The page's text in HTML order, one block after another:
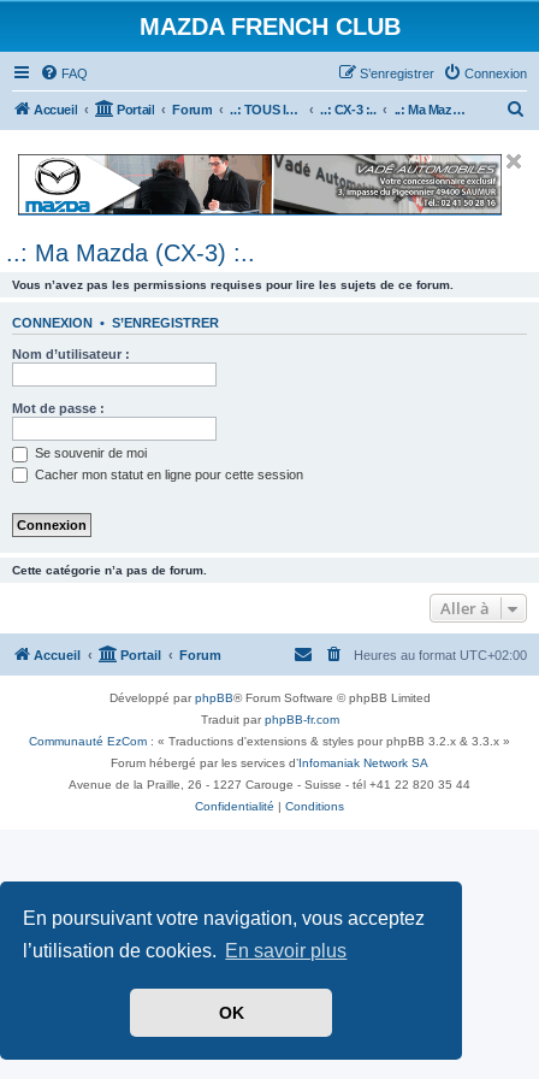
En poursuivant votre navigation, vous acceptez
l’utilisation de cookies. En savoir plus
OK
MAZDA FRENCH CLUB
FAQ Connexion
S’enregistrer
Accueil Portail Forum ..: TOUS les Véhicules MAZDA :.. ..: CX-3 :.. ..: Ma Mazda (CX-3) :..
e
..: Ma Mazda (CX-3) :..
Vous n’avez pas les permissions requises pour lire les sujets de ce forum.
CONNEXION • S’ENREGISTRER
Nom d’utilisateur :
Mot de passe :
Se souvenir de moi
Cacher mon statut en ligne pour cette session
Cette catégorie n’a pas de forum.
Aller à
Accueil Portail Forum Heures au format UTC+02:00
Développé parphpBB® Forum Software © phpBB Limited
Traduit parphpBB-fr.com
Communauté EzCom : « Traductions d'extensions & styles pour phpBB 3.2.x & 3.3.x »
Forum hébergé par les services d’ Infomaniak Network SA
Avenue de la Praille, 26 - 1227 Carouge - Suisse - tél +41 22 820 35 44
Confidentialité
Conditions